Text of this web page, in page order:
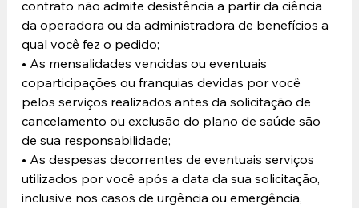
contrato não admite desistência a partir da ciência
da operadora ou da administradora de benefícios a
qual você fez o pedido;
• As mensalidades vencidas ou eventuais
coparticipações ou franquias devidas por você
pelos serviços realizados antes da solicitação de
cancelamento ou exclusão do plano de saúde são
de sua responsabilidade;
• As despesas decorrentes de eventuais serviços
utilizados por você após a data da sua solicitação,
inclusive nos casos de urgência ou emergência,